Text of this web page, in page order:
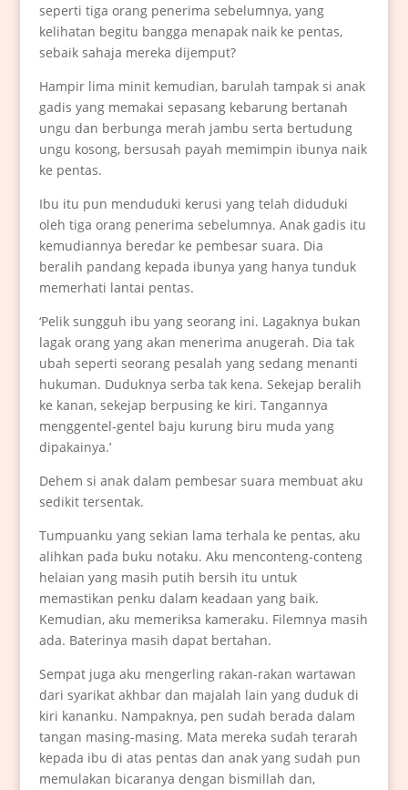
seperti tiga orang penerima sebelumnya, yang
kelihatan begitu bangga menapak naik ke pentas,
sebaik sahaja mereka dijemput?
Hampir lima minit kemudian, barulah tampak si anak
gadis yang memakai sepasang kebarung bertanah
ungu dan berbunga merah jambu serta bertudung
ungu kosong, bersusah payah memimpin ibunya naik
ke pentas.
Ibu itu pun menduduki kerusi yang telah diduduki
oleh tiga orang penerima sebelumnya. Anak gadis itu
kemudiannya beredar ke pembesar suara. Dia
beralih pandang kepada ibunya yang hanya tunduk
memerhati lantai pentas.
‘Pelik sungguh ibu yang seorang ini. Lagaknya bukan
lagak orang yang akan menerima anugerah. Dia tak
ubah seperti seorang pesalah yang sedang menanti
hukuman. Duduknya serba tak kena. Sekejap beralih
ke kanan, sekejap berpusing ke kiri. Tangannya
menggentel-gentel baju kurung biru muda yang
dipakainya.’
Dehem si anak dalam pembesar suara membuat aku
sedikit tersentak.
Tumpuanku yang sekian lama terhala ke pentas, aku
alihkan pada buku notaku. Aku menconteng-conteng
helaian yang masih putih bersih itu untuk
memastikan penku dalam keadaan yang baik.
Kemudian, aku memeriksa kameraku. Filemnya masih
ada. Baterinya masih dapat bertahan.
Sempat juga aku mengerling rakan-rakan wartawan
dari syarikat akhbar dan majalah lain yang duduk di
kiri kananku. Nampaknya, pen sudah berada dalam
tangan masing-masing. Mata mereka sudah terarah
kepada ibu di atas pentas dan anak yang sudah pun
memulakan bicaranya dengan bismillah dan,